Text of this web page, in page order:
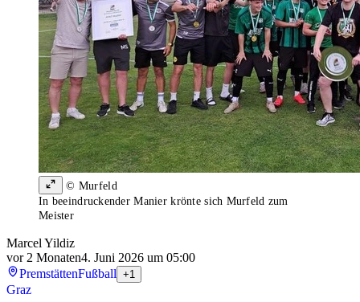
© Murfeld
In beeindruckender Manier krönte sich Murfeld zum
Meister
Marcel Yildiz
vor 2 Monaten4. Juni 2026 um 05:00
PremstättenFußball +1
Graz